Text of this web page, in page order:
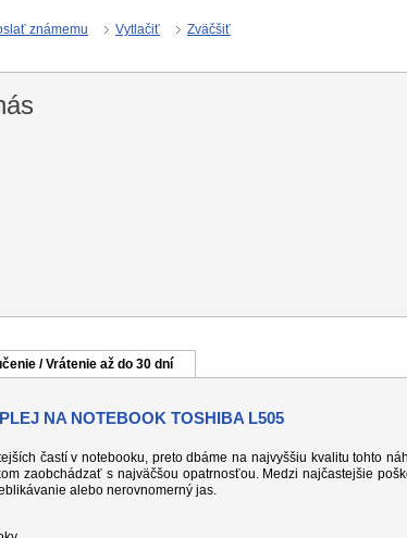
známemu Vytlačiť Zväčšiť
/ Vrátenie až do 30 dní
NA NOTEBOOK TOSHIBA L505
častí v notebooku, preto dbáme na najvyššiu kvalitu tohto
zaobchádzať s najväčšou opatrnosťou. Medzi najčastejšie
alebo nerovnomerný jas.